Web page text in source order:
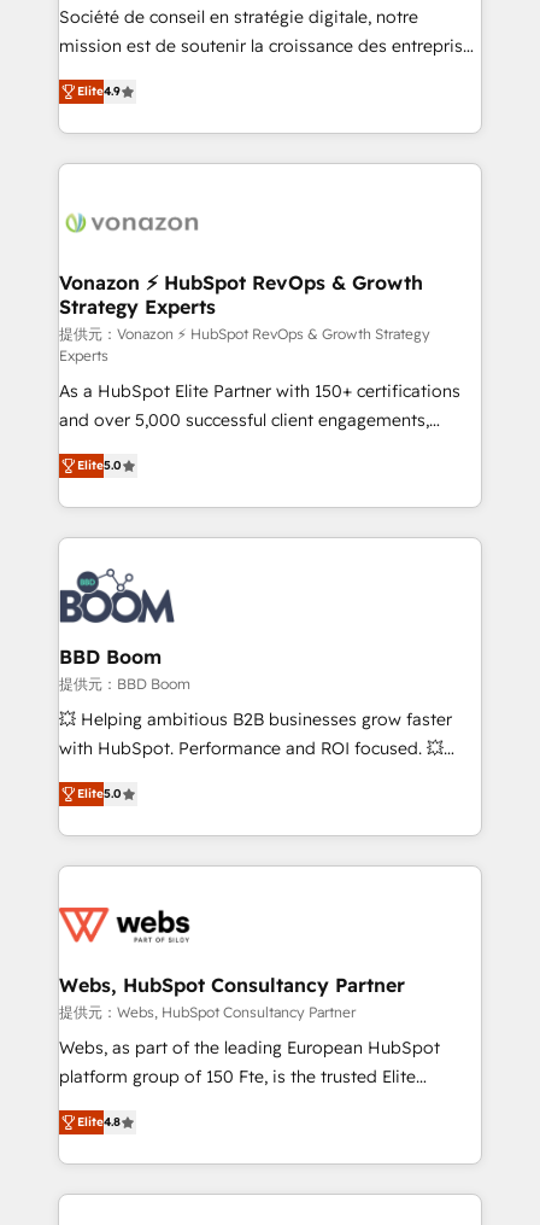
d’entreprise. Grâce à une méthodologie éprouvée
auprès de plus de 400 clients, nous comprenons
HubSpot dans votre organisation. Pour toute
question technique ou besoin de structuration de
Société de conseil en stratégie digitale, notre
mission est de soutenir la croissance des entreprises
B2B à travers l’acquisition de nouveaux clients,
l'intégration CRM et le développement des revenus
auprès de vos comptes existants. En France et à
l'international, nous travaillons avec des ETI
delà d’une simple transformation digitale et des
➤ L’intégration de CRM et de méthodologie RevOps
pour aligner les équipes marketing, commerciales et
support client (data migration, synchronisation API,
audit et maintenance) ➤ La création de sites internet
de conversion qui transforment les visiteurs en
opportunités d'affaires ➤ La mise en place de
stratégies d'acquisition marketing (SEO, SEA,
inbound, automatisation marketing, ABM, IA,
emailing) Informations clés : - 10 ans d'expérience -
100+ intégrations CRM HubSpot réussies - 40
experts conseil - 150 certifications HubSpot
cumulées
Elite4.9
Vonazon ⚡ HubSpot RevOps & Growth
Strategy Experts
提供元：Vonazon ⚡ HubSpot RevOps & Growth Strategy
Experts
As a HubSpot Elite Partner with 150+ certifications
and over 5,000 successful client engagements,
Vonazon turns marketing complexity into
measurable, scalable growth. From onboarding to
enterprise-grade campaigns, our in-house team
builds scalable strategies that drive long-term
revenue. ⚙️ HubSpot Integration & Optimization •
Seamless CRM, CMS, and automation setup •
Complex platform migrations and data cleanups •
Custom APIs and third-party integrations 📈 End-to-
End Revenue Acceleration • Lifecycle marketing and
pipeline growth programs • Sales enablement tools
and CRM optimization • Retention strategies with
Execution • 750+ onboardings and 2,000+
implementations • Deep expertise across marketing,
Elite5.0
BBD Boom
提供元：BBD Boom
💥 Helping ambitious B2B businesses grow faster
with HubSpot. Performance and ROI focused. 💥
BBD Boom is the HubSpot partner that can help you
to HubSpot Better. We work with your teams to
solve all your HubSpot challenges and improve user
adoption, sales process and marketing results.
the first time 🔧 Designing and optimising your
and build using HubSpot 🔌 Integrating HubSpot
with other systems 🎓 Training your teams to be
HubSpot pros 📊 Lead generation services using
HubSpot Why us? - SIX HubSpot Accreditations -
CRM, Solutions Architecture, Onboarding , Data
Migration, Custom Integration & Platform
Elite5.0
Webs, HubSpot Consultancy Partner
提供元：Webs, HubSpot Consultancy Partner
Webs, as part of the leading European HubSpot
platform group of 150 Fte, is the trusted Elite
HubSpot CRM Partner offering you a roadmap on
maximizing EBITDA and achieving Commercial
Excellence. With our targeted processes, we
strengthen your digital transformation and minimize
Elite4.8